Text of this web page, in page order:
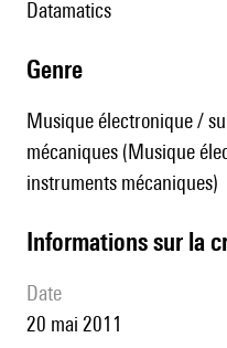
datamatics
genre
Musique électronique /
mécaniques (Musique
instruments mécaniques)
informations sur la
date
20 mai 2011